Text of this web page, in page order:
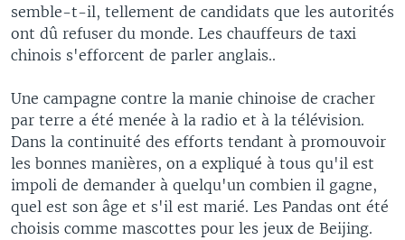
semble-t-il, tellement de candidats que les autorités
ont dû refuser du monde. Les chauffeurs de taxi
chinois s'efforcent de parler anglais..
Une campagne contre la manie chinoise de cracher
par terre a été menée à la radio et à la télévision.
Dans la continuité des efforts tendant à promouvoir
les bonnes manières, on a expliqué à tous qu'il est
impoli de demander à quelqu'un combien il gagne,
quel est son âge et s'il est marié. Les Pandas ont été
choisis comme mascottes pour les jeux de Beijing.